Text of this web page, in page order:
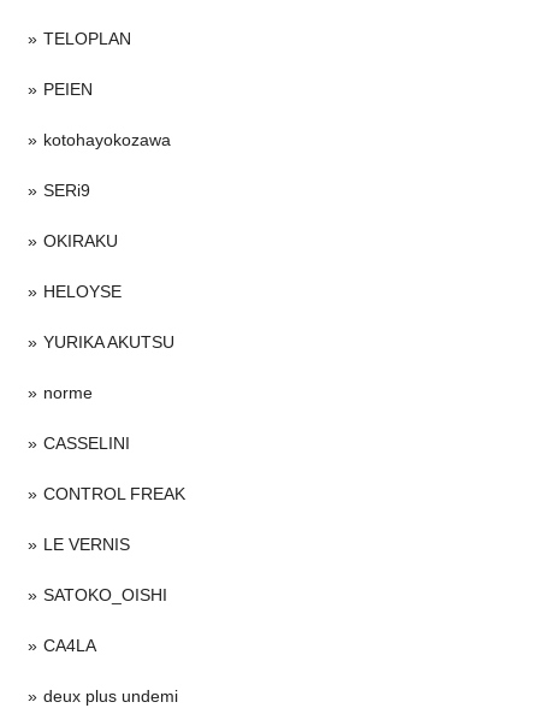
TELOPLAN
PEIEN
kotohayokozawa
SERi9
OKIRAKU
HELOYSE
YURIKA AKUTSU
norme
CASSELINI
CONTROL FREAK
LE VERNIS
SATOKO_OISHI
CA4LA
deux plus undemi